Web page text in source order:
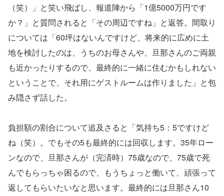
（笑）」と笑い飛ばし、報道陣から「1億5000万円です
か？」と質問されると「その周辺ですね」と返答。間取り
については「60坪はないんですけど、将来的に広めに土
地を検討したのは、うちのお母さんや、旦那さんのご両親
も近かったりするので、最終的に一緒に住むかもしれない
ということで、それ用にゲストルームは作りました」と包
み隠さず話した。
負担額の割合について追及さると「気持ち5：5ですけど
ね（笑）。でもその5も最終的には回収します。35年ロー
ンなので、旦那さんが（完済時）75歳なので、75歳で死
んでもらっちゃ困るので、もうちょっと働いて、頑張って
返してもらいたいなと思います。最終的には旦那さん10